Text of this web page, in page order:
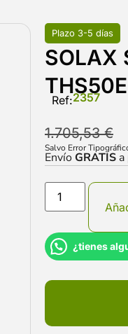
Plazo 3-5 días
SOLAX
Ref:2357
1.705,53€
Salvo Error
EnvíoGRATIS
¿tienes